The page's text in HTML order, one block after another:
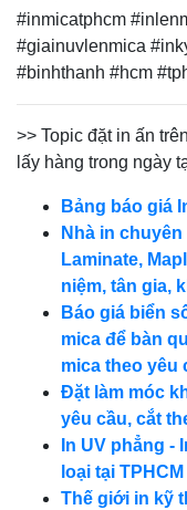
#inmicatphcm
#giainuvlenmica
#binhthanh #hcm
>> Topic đặt in ấn
lấy hàng trong ngày
Bảng báo giá
Nhà in
Laminate,
niệm, tân gia,
Báo giá biển
mica để bàn
mica theo yêu
Đặt làm móc
yêu cầu, cắt
In UV phẳng -
loại tại TPHCM
Thế giới in kỹ